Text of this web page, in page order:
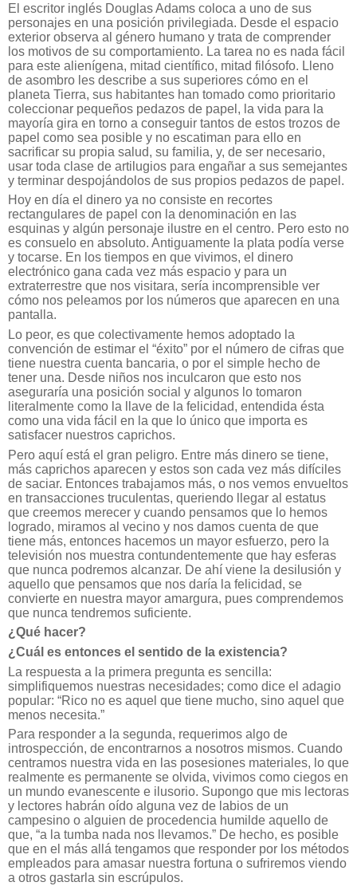
El escritor inglés Douglas Adams coloca a uno de sus
personajes en una posición privilegiada. Desde el espacio
exterior observa al género humano y trata de comprender
los motivos de su comportamiento. La tarea no es nada fácil
para este alienígena, mitad científico, mitad filósofo. Lleno
de asombro les describe a sus superiores cómo en el
planeta Tierra, sus habitantes han tomado como prioritario
coleccionar pequeños pedazos de papel, la vida para la
mayoría gira en torno a conseguir tantos de estos trozos de
papel como sea posible y no escatiman para ello en
sacrificar su propia salud, su familia, y, de ser necesario,
usar toda clase de artilugios para engañar a sus semejantes
y terminar despojándolos de sus propios pedazos de papel.
Hoy en día el dinero ya no consiste en recortes
rectangulares de papel con la denominación en las
esquinas y algún personaje ilustre en el centro. Pero esto no
es consuelo en absoluto. Antiguamente la plata podía verse
y tocarse. En los tiempos en que vivimos, el dinero
electrónico gana cada vez más espacio y para un
extraterrestre que nos visitara, sería incomprensible ver
cómo nos peleamos por los números que aparecen en una
pantalla.
Lo peor, es que colectivamente hemos adoptado la
convención de estimar el “éxito” por el número de cifras que
tiene nuestra cuenta bancaria, o por el simple hecho de
tener una. Desde niños nos inculcaron que esto nos
aseguraría una posición social y algunos lo tomaron
literalmente como la llave de la felicidad, entendida ésta
como una vida fácil en la que lo único que importa es
satisfacer nuestros caprichos.
Pero aquí está el gran peligro. Entre más dinero se tiene,
más caprichos aparecen y estos son cada vez más difíciles
de saciar. Entonces trabajamos más, o nos vemos envueltos
en transacciones truculentas, queriendo llegar al estatus
que creemos merecer y cuando pensamos que lo hemos
logrado, miramos al vecino y nos damos cuenta de que
tiene más, entonces hacemos un mayor esfuerzo, pero la
televisión nos muestra contundentemente que hay esferas
que nunca podremos alcanzar. De ahí viene la desilusión y
aquello que pensamos que nos daría la felicidad, se
convierte en nuestra mayor amargura, pues comprendemos
que nunca tendremos suficiente.
¿Qué hacer?
¿Cuál es entonces el sentido de la existencia?
La respuesta a la primera pregunta es sencilla:
simplifiquemos nuestras necesidades; como dice el adagio
popular: “Rico no es aquel que tiene mucho, sino aquel que
menos necesita.”
Para responder a la segunda, requerimos algo de
introspección, de encontrarnos a nosotros mismos. Cuando
centramos nuestra vida en las posesiones materiales, lo que
realmente es permanente se olvida, vivimos como ciegos en
un mundo evanescente e ilusorio. Supongo que mis lectoras
y lectores habrán oído alguna vez de labios de un
campesino o alguien de procedencia humilde aquello de
que, “a la tumba nada nos llevamos.” De hecho, es posible
que en el más allá tengamos que responder por los métodos
empleados para amasar nuestra fortuna o sufriremos viendo
a otros gastarla sin escrúpulos.